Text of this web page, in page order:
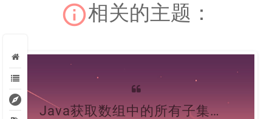
info_outline相关的主题：
Java获取数组中的所有子集，并返回List
explore